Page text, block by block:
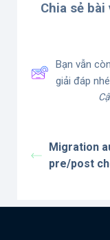
Chia sẻ bài
Bạn vẫn
giải đáp
Migration
pre/post